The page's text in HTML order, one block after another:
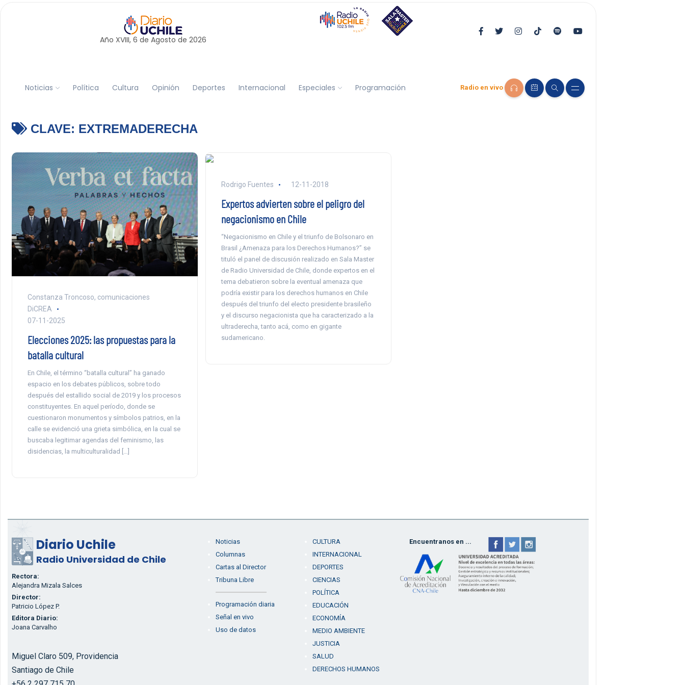
Año XVIII, 6 de Agosto de 2026
Noticias Política Cultura Opinión Deportes Internacional Especiales Programación Radio en vivo
CLAVE: EXTREMADERECHA
Constanza Troncoso, comunicaciones
DiCREA
07-11-2025
Elecciones 2025: las propuestas para la
batalla cultural
En Chile, el término “batalla cultural” ha ganado
espacio en los debates públicos, sobre todo
después del estallido social de 2019 y los procesos
constituyentes. En aquel período, donde se
cuestionaron monumentos y símbolos patrios, en la
calle se evidenció una grieta simbólica, en la cual se
buscaba legitimar agendas del feminismo, las
disidencias, la multiculturalidad […]
Rodrigo Fuentes 12-11-2018
Expertos advierten sobre el peligro del
negacionismo en Chile
“Negacionismo en Chile y el triunfo de Bolsonaro en
Brasil ¿Amenaza para los Derechos Humanos?” se
tituló el panel de discusión realizado en Sala Master
de Radio Universidad de Chile, donde expertos en el
tema debatieron sobre la eventual amenaza que
podría existir para los derechos humanos en Chile
después del triunfo del electo presidente brasileño
y el discurso negacionista que ha caracterizado a la
ultraderecha, tanto acá, como en gigante
sudamericano.
Diario Uchile
Radio Universidad de Chile
Rectora:
Alejandra Mizala Salces
Director:
Patricio López P.
Editora Diario:
Joana Carvalho
Miguel Claro 509, Providencia
Santiago de Chile
Noticias
Columnas
Cartas al Director
Tribuna Libre
Programación diaria
Señal en vivo
Uso de datos
CULTURA
INTERNACIONAL
DEPORTES
CIENCIAS
POLÍTICA
EDUCACIÓN
ECONOMÍA
MEDIO AMBIENTE
JUSTICIA
SALUD
DERECHOS HUMANOS
Encuentranos en ...